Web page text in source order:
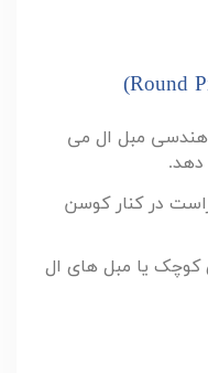
مبل ال می
دهد.
در کنار کوسن
کوچک یا مبل های ال